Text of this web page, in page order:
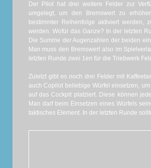
Der Pilot hat drei weitere Felder zur
umgelegt, um den Bremswert zu
bestimmter Reihenfolge aktiviert
werden. Wofür das Ganze? In der letzten
Die Summe der Augenzahlen der beiden
Man muss den Bremswert also im
letzten Runde zwei 1en für die Triebwerk
Zuletzt gibt es noch drei Felder mit
auch Copilot beliebige Würfel einsetzen,
auf das Cockpit platziert. Diese können
Man darf beim Einsetzen eines Würfels
taktisches Element. In der letzten Runde